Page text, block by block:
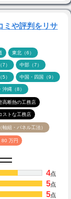
ミや評判をリサ
東北（6）
7） 中部（7）
5） 中国・四国（9）
沖縄（8）
高断熱の工務店
ストな工務店
軸組・パネル工法）
80 万円
4点
5点
5点